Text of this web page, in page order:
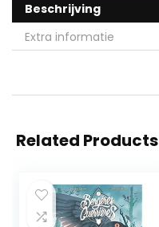
Beschrijving
Extra informatie
Related Products